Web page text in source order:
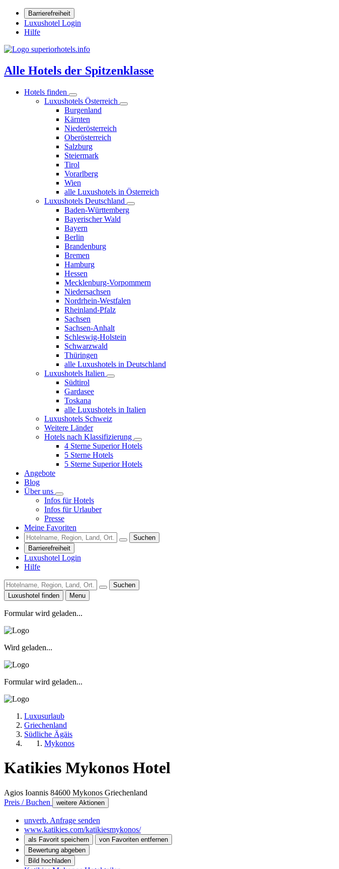
Barrierefreiheit
Luxushotel Login
Hilfe
Alle Hotels der Spitzenklasse
Hotels finden
Luxushotels Österreich
Burgenland
Kärnten
Niederösterreich
Oberösterreich
Salzburg
Steiermark
Tirol
Vorarlberg
Wien
alle Luxushotels in Österreich
Luxushotels Deutschland
Baden-Württemberg
Bayerischer Wald
Bayern
Berlin
Brandenburg
Bremen
Hamburg
Hessen
Mecklenburg-Vorpommern
Niedersachsen
Nordrhein-Westfalen
Rheinland-Pfalz
Sachsen
Sachsen-Anhalt
Schleswig-Holstein
Schwarzwald
Thüringen
alle Luxushotels in Deutschland
Luxushotels Italien
Südtirol
Gardasee
Toskana
alle Luxushotels in Italien
Luxushotels Schweiz
Weitere Länder
Hotels nach Klassifizierung
4 Sterne Superior Hotels
5 Sterne Hotels
5 Sterne Superior Hotels
Angebote
Blog
Über uns
Infos für Hotels
Infos für Urlauber
Presse
Meine Favoriten
Suchen
Barrierefreiheit
Luxushotel Login
Hilfe
Suchen
Luxushotel finden
Menu
Formular wird geladen...
Wird geladen...
Formular wird geladen...
Luxusurlaub
Griechenland
Südliche Ägäis
Mykonos
Katikies Mykonos Hotel
Agios Ioannis 84600 Mykonos Griechenland
Preis / Buchen
weitere Aktionen
unverb. Anfrage senden
www.katikies.com/katikiesmykonos/
als Favorit speichern
von Favoriten entfernen
Bewertung abgeben
Bild hochladen